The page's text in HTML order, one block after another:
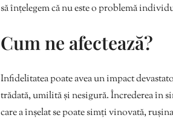
să înțelegem că nu este o problemă
Cum ne afectează?
Infidelitatea poate avea un impact
trădată, umilită și nesigură. Încrederea în
care a înșelat se poate simți vinovată,